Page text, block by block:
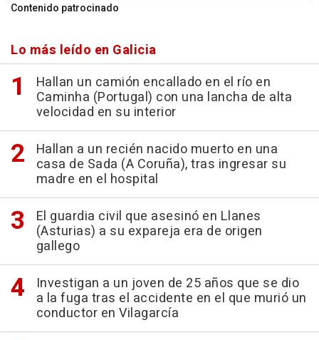
Contenido patrocinado
Lo más leído en Galicia
Hallan un camión encallado en el río en
Caminha (Portugal) con una lancha de alta
velocidad en su interior
Hallan a un recién nacido muerto en una
casa de Sada (A Coruña), tras ingresar su
madre en el hospital
El guardia civil que asesinó en Llanes
(Asturias) a su expareja era de origen
gallego
Investigan a un joven de 25 años que se dio
a la fuga tras el accidente en el que murió un
conductor en Vilagarcía